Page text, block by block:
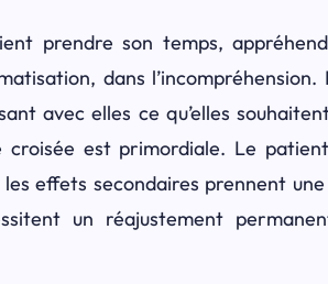
prendre son temps,
dans
avec elles ce qu’elles
est primordiale. Le
effets secondaires prennent
un réajustement